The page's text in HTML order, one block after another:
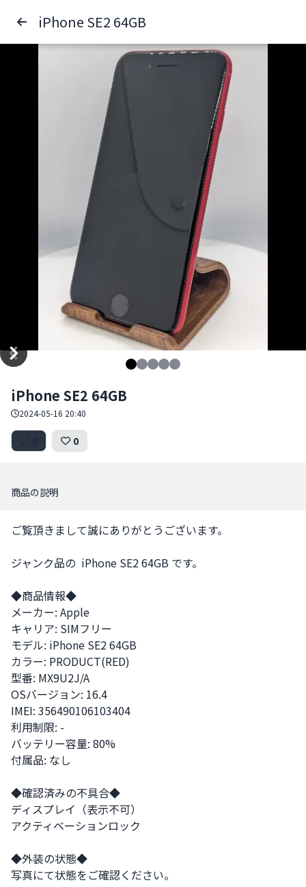
iPhone SE2 64GB
iPhone SE2 64GB
2024-05-16 20:40
0
商品の説明
ご覧頂きまして誠にありがとうございます。
ジャンク品の  iPhone SE2 64GB です。
◆商品情報◆
メーカー: Apple
キャリア: SIMフリー
モデル: iPhone SE2 64GB
カラー: PRODUCT(RED)
型番: MX9U2J/A
OSバージョン: 16.4
IMEI: 356490106103404
利用制限: -
バッテリー容量: 80%
付属品: なし
◆確認済みの不具合◆
ディスプレイ（表示不可）
アクティベーションロック
◆外装の状態◆
写真にて状態をご確認ください。